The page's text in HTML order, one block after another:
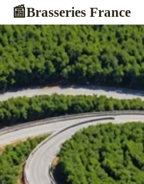
📰Brasseries France